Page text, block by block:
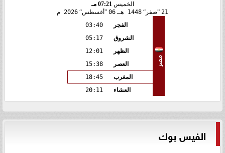
الخميس07:21 مـ
21 صفر 1448 هـ 06 أغسطس 2026 م
مصر
الفجر
03:40
الشروق
05:17
الظهر
12:01
العصر
15:38
المغرب
18:45
العشاء
20:11
الفيس بوك